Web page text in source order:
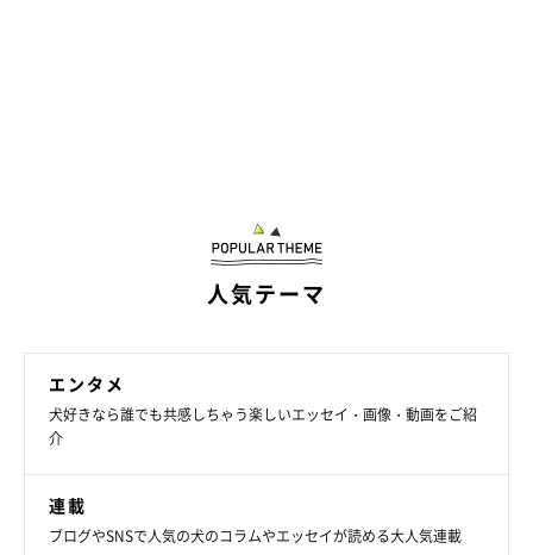
人気テーマ
エンタメ
犬好きなら誰でも共感しちゃう楽しいエッセイ・画像・動画をご紹
介
連載
ブログやSNSで人気の犬のコラムやエッセイが読める大人気連載